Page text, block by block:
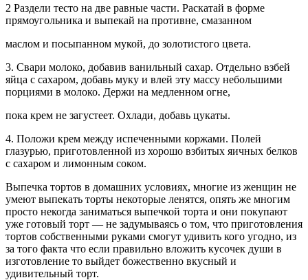
2 Раздели тесто на две равные части. Раскатай в форме
прямоугольника и выпекай на противне, смазанном
маслом и посыпанном мукой, до золотистого цвета.
3. Свари молоко, добавив ванильный сахар. Отдельно взбей
яйца с сахаром, добавь муку и влей эту массу небольшими
порциями в молоко. Держи на медленном огне,
пока крем не загустеет. Охлади, добавь цукаты.
4. Положи крем между испеченными коржами. Полей
глазурью, приготовленной из хорошо взбитых яичных белков
с сахаром и лимонным соком.
Выпечка тортов в домашних условиях, многие из женщин не
умеют выпекать торты некоторые ленятся, опять же многим
просто некогда заниматься выпечкой торта и они покупают
уже готовый торт — не задумываясь о том, что приготовления
тортов собственными руками смогут удивить кого угодно, из
за того факта что если правильно вложить кусочек души в
изготовление то выйдет божественно вкусный и
удивительный торт.